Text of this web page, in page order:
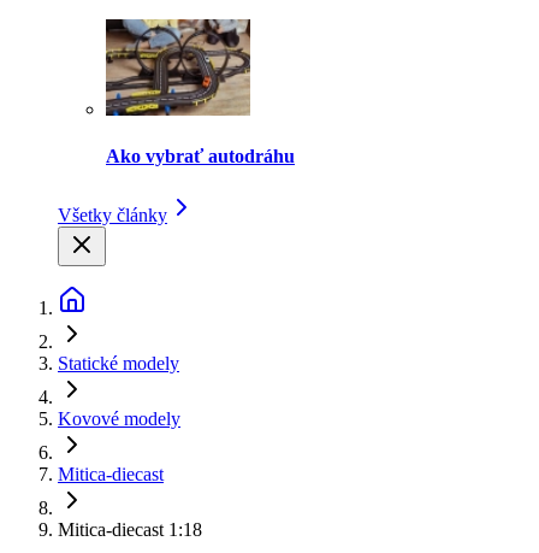
Ako vybrať autodráhu
Všetky články
Statické modely
Kovové modely
Mitica-diecast
Mitica-diecast 1:18